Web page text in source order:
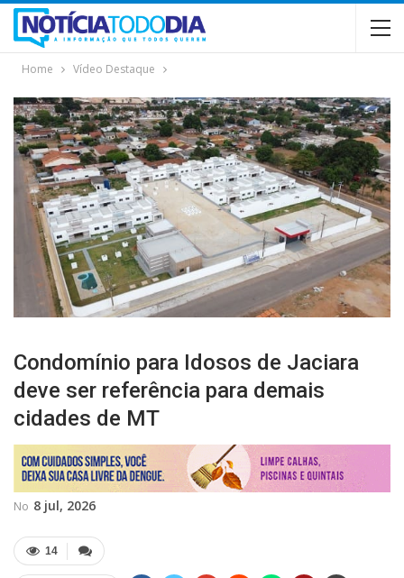
Home Vídeo Destaque
Condomínio para Idosos de Jaciara
deve ser referência para demais
cidades de MT
No 8 jul, 2026
14